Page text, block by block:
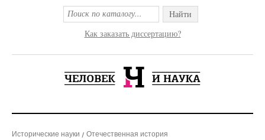
Найти
Как заказать диссертацию?
Исторические науки Отечественная история